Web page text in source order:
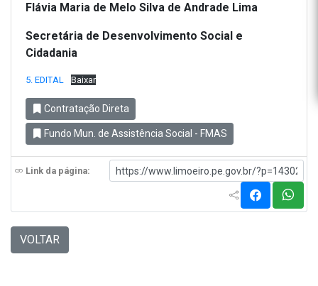
Flávia Maria de Melo Silva de Andrade Lima
Secretária de Desenvolvimento Social e
Cidadania
5. EDITAL Baixar
Contratação Direta
Fundo Mun. de Assistência Social - FMAS
Link da página:
VOLTAR